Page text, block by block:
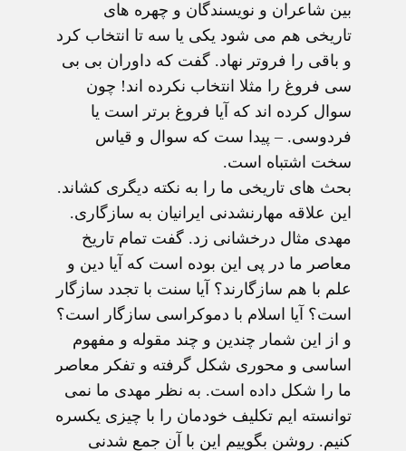
بین شاعران و نویسندگان و چهره های
تاریخی هم می شود یکی یا سه تا انتخاب کرد
و باقی را فروتر نهاد. گفت که داوران بی بی
سی فروغ را مثلا انتخاب نکرده اند! چون
سوال کرده اند که آیا فروغ برتر است یا
فردوسی. – پیدا ست که سوال و قیاس
سخت اشتباه است.
بحث های تاریخی ما را به نکته دیگری کشاند.
این علاقه مهارنشدنی ایرانیان به سازگاری.
مهدی مثال درخشانی زد. گفت تمام تاریخ
معاصر ما در پی این بوده است که آیا دین و
علم با هم سازگارند؟ آیا سنت با تجدد سازگار
است؟ آیا اسلام با دموکراسی سازگار است؟
و از این شمار چندین و چند مقوله و مفهوم
اساسی و محوری شکل گرفته و تفکر معاصر
ما را شکل داده است. به نظر مهدی ما نمی
توانسته ایم تکلیف خودمان را با چیزی یکسره
کنیم. روشن بگوییم این با آن جمع شدنی